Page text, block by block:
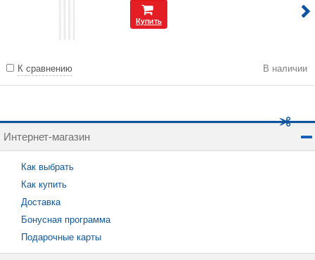
Купить
К сравнению В наличии
Интернет-магазин
Как выбрать
Как купить
Доставка
Бонусная программа
Подарочные карты